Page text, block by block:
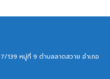
139 หมู่ที่ 9 ตำบลลาดสวาย อำเภอ